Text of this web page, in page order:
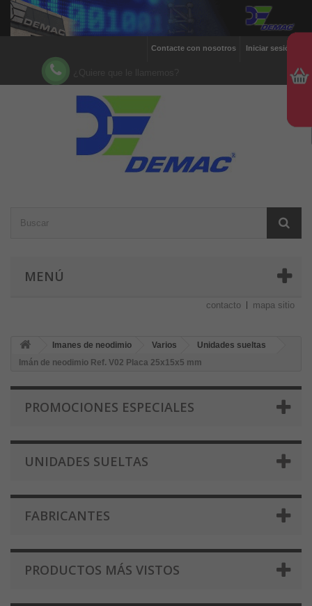
Iniciar sesión
Contacte con nosotros
MENÚ
contacto mapa sitio
Imanes de neodimio Varios
Unidades sueltas
Imán de neodimio Ref. V02 Placa 25x15x5 mm
PROMOCIONES ESPECIALES
UNIDADES SUELTAS
FABRICANTES
PRODUCTOS MÁS VISTOS